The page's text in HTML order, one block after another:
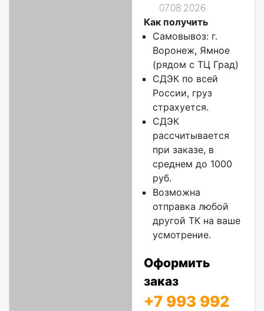
07.08.2026
Как получить
Самовывоз: г.
Воронеж, Ямное
(рядом с ТЦ Град)
СДЭК по всей
России, груз
страхуется.
СДЭК
рассчитывается
при заказе, в
среднем до 1000
руб.
Возможна
отправка любой
другой ТК на ваше
усмотрение.
Оформить
заказ
+7 993 992